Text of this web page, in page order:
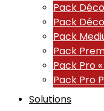
Pack
Pack
Pack
Pack
Pack Pro
Pack Pro
Solutions